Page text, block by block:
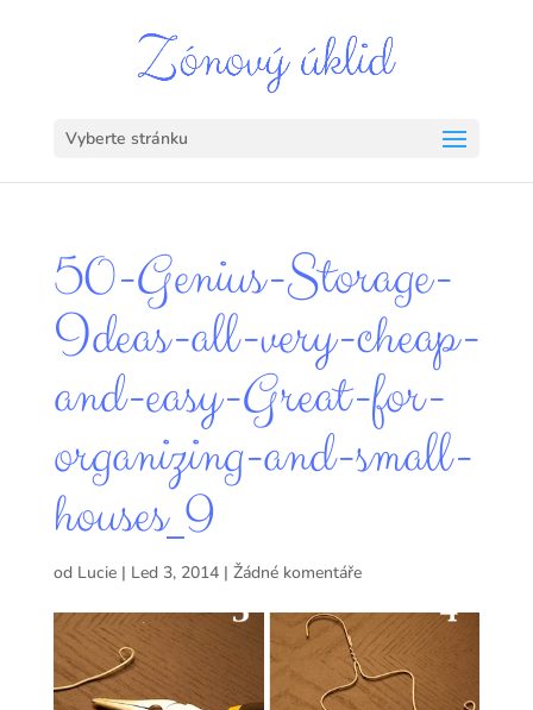
Vyberte stránku
50-Genius-Storage-
Ideas-all-very-cheap-
and-easy-Great-for-
organizing-and-small-
houses_9
od Lucie| Led 3, 2014| Žádné komentáře